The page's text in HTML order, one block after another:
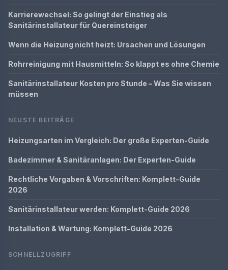
Karrierewechsel: So gelingt der Einstieg als
Sanitärinstallateur für Quereinsteiger
Wenn die Heizung nicht heizt: Ursachen und Lösungen
Rohrreinigung mit Hausmitteln: So klappt es ohne Chemie
Sanitärinstallateur Kosten pro Stunde – Was Sie wissen
müssen
NEUSTE BEITRÄGE
Heizungsarten im Vergleich: Der große Experten-Guide
Badezimmer & Sanitäranlagen: Der Experten-Guide
Rechtliche Vorgaben & Vorschriften: Komplett-Guide
2026
Sanitärinstallateur werden: Komplett-Guide 2026
Installation & Wartung: Komplett-Guide 2026
SCHNELLZUGRIFF